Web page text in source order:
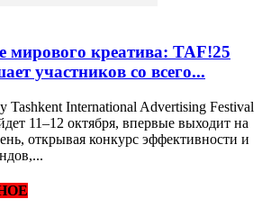
мирового креатива: TAF!25
участников со всего...
Tashkent International Advertising Festival
11–12 октября, впервые выходит на
открывая конкурс эффективности и